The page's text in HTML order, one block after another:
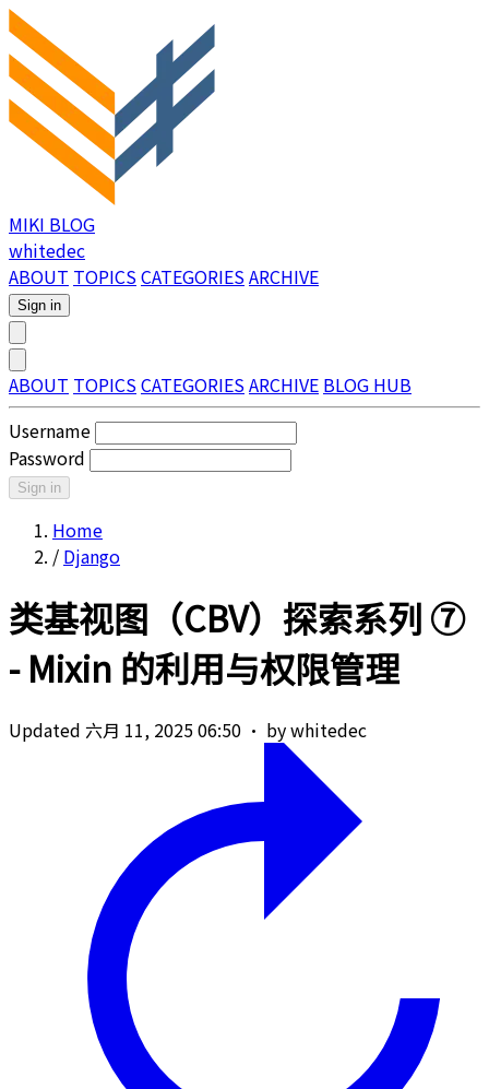
MIKI BLOG
whitedec
ABOUT TOPICSCATEGORIESARCHIVE
Sign in
ABOUT TOPICSCATEGORIESARCHIVE BLOG HUB
Username
Password
Sign in
Home
/ Django
类基视图（CBV）探索系列 ⑦
- Mixin 的利用与权限管理
Updated 六月 11, 2025 06:50 · by whitedec